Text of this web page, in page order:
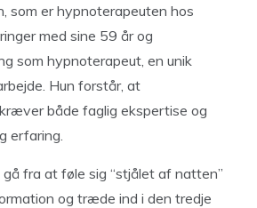
som er hypnoterapeuten hos
med sine 59 år og
som hypnoterapeut, en unik
Hun forstår, at
både faglig ekspertise og
erfaring.
fra at føle sig “stjålet af natten”
og træde ind i den tredje